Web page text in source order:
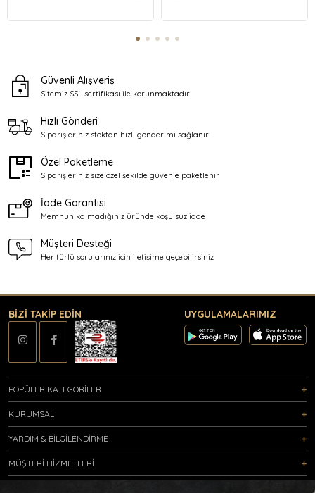
Güvenli Alışveriş
Sitemiz SSL sertifikası ile korunmaktadır
Hızlı Gönderi
Siparişleriniz stoktan hızlı gönderimi sağlanır
Özel Paketleme
Siparişleriniz size özel şekilde güvenle paketlenir
İade Garantisi
Memnun kalmadığınız üründe koşulsuz iade
Müşteri Desteği
Her türlü sorularınız için iletişime geçebilirsiniz
BİZİ TAKİP EDİN UYGULAMALARIMIZ
POPÜLER KATEGORİLER
KURUMSAL
YARDIM & BİLGİLENDİRME
MÜŞTERİ HİZMETLERİ